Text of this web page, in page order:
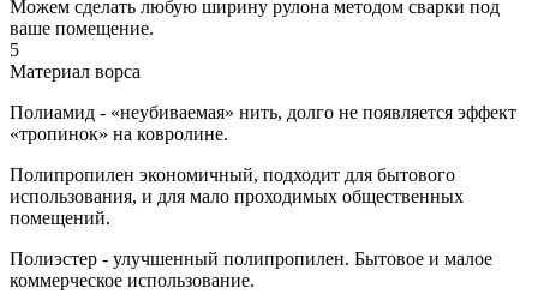
Можем сделать любую ширину рулона методом сварки под
ваше помещение.
5
Материал ворса
Полиамид - «неубиваемая» нить, долго не появляется эффект
«тропинок» на ковролине.
Полипропилен экономичный, подходит для бытового
использования, и для мало проходимых общественных
помещений.
Полиэстер - улучшенный полипропилен. Бытовое и малое
коммерческое использование.